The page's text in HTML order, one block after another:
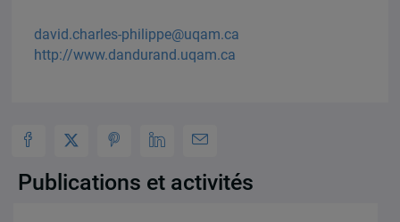
david.charles-philippe@uqam.ca
http://www.dandurand.uqam.ca
Publications et activités